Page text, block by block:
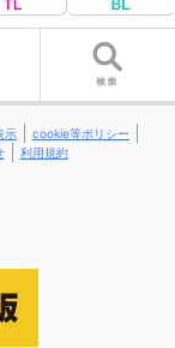
示
cookie等ポリシー
利用規約